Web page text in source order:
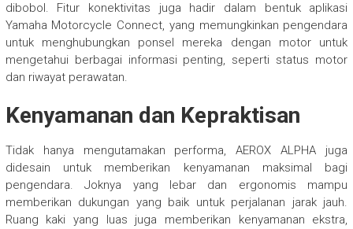
dibobol. Fitur konektivitas juga hadir dalam bentuk aplikasi
Yamaha Motorcycle Connect, yang memungkinkan pengendara
untuk menghubungkan ponsel mereka dengan motor untuk
mengetahui berbagai informasi penting, seperti status motor
dan riwayat perawatan.
Kenyamanan dan Kepraktisan
Tidak hanya mengutamakan performa, AEROX ALPHA juga
didesain untuk memberikan kenyamanan maksimal bagi
pengendara. Joknya yang lebar dan ergonomis mampu
memberikan dukungan yang baik untuk perjalanan jarak jauh.
Ruang kaki yang luas juga memberikan kenyamanan ekstra,